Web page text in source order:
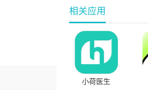
相关应用
小荷医生